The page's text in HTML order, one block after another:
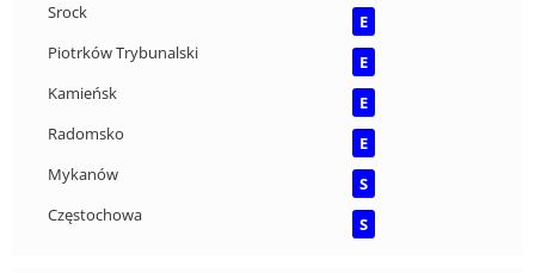
Srock
E
Piotrków Trybunalski
E
Kamieńsk
E
Radomsko
E
Mykanów
S
Częstochowa
S